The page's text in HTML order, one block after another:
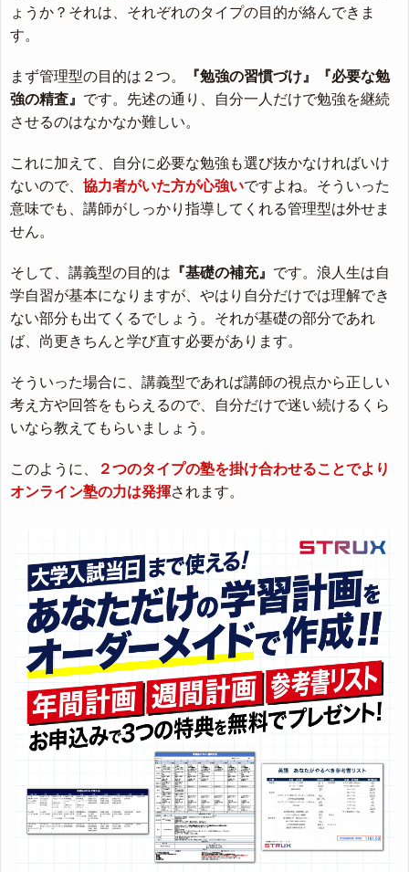
ょうか？それは、それぞれのタイプの目的が絡んできま
す。
まず管理型の目的は２つ。
『勉強の習慣づけ』『必要な勉
強の精査』 です。先述の通り、自分一人だけで勉強を継続
させるのはなかなか難しい。
これに加えて、自分に必要な勉強も選び抜かなければいけ
ないので、 協力者がいた方が心強いですよね。そういった
意味でも、講師がしっかり指導してくれる管理型は外せま
せん。
そして、講義型の目的は 『基礎の補充』 です。浪人生は自
学自習が基本になりますが、やはり自分だけでは理解でき
ない部分も出てくるでしょう。それが基礎の部分であれ
ば、尚更きちんと学び直す必要があります。
そういった場合に、講義型であれば講師の視点から正しい
考え方や回答をもらえるので、自分だけで迷い続けるくら
いなら教えてもらいましょう。
このように、
２つのタイプの塾を掛け合わせることでより
オンライン塾の力は発揮されます。